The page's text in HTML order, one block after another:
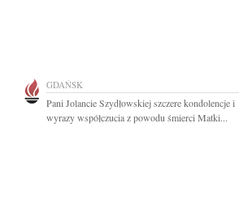
GDAŃSK
Pani Jolancie Szydłowskiej szczere kondolencje i
wyrazy współczucia z powodu śmierci Matki...